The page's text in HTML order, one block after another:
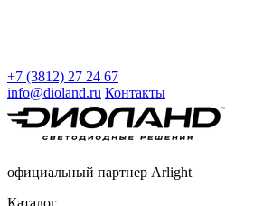
+7 (3812) 27 24 67
info@dioland.ru Контакты
официальный партнер Arlight
Каталог